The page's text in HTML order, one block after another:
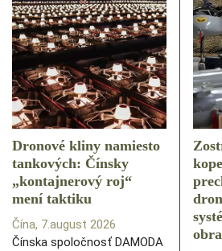
Dronové kliny namiesto
tankových: Čínsky
️„kontajnerový roj“
mení taktiku
Čína, 7.august 2026
Čínska spoločnosť DAMODA